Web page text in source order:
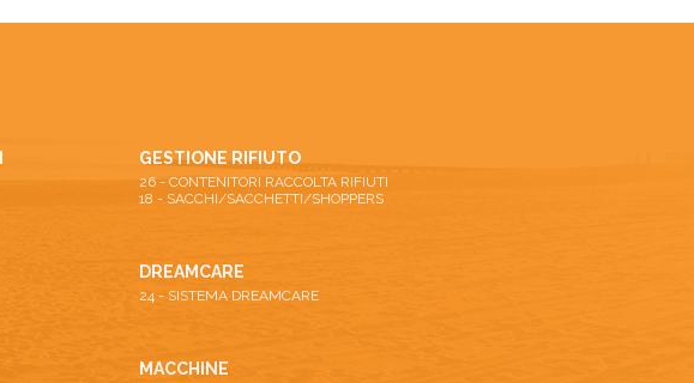
GESTIONE RIFIUTO
26 - CONTENITORI RACCOLTA RIFIUTI
18 - SACCHI/SACCHETTI/SHOPPERS
DREAMCARE
24 - SISTEMA DREAMCARE
MACCHINE